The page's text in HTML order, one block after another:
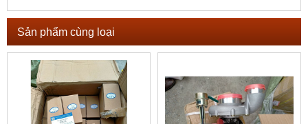
Sản phẩm cùng loại